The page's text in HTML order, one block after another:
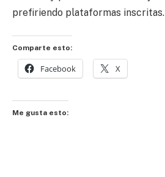
prefiriendo plataformas inscritas.
Comparte esto:
Facebook X
Me gusta esto: